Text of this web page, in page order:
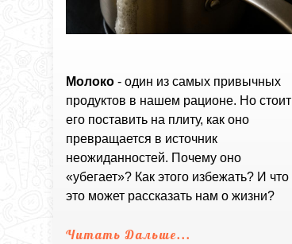
Молоко - один из самых привычных
продуктов в нашем рационе. Но стоит
его поставить на плиту, как оно
превращается в источник
неожиданностей. Почему оно
«убегает»? Как этого избежать? И что
это может рассказать нам о жизни?
Читать Дальше...